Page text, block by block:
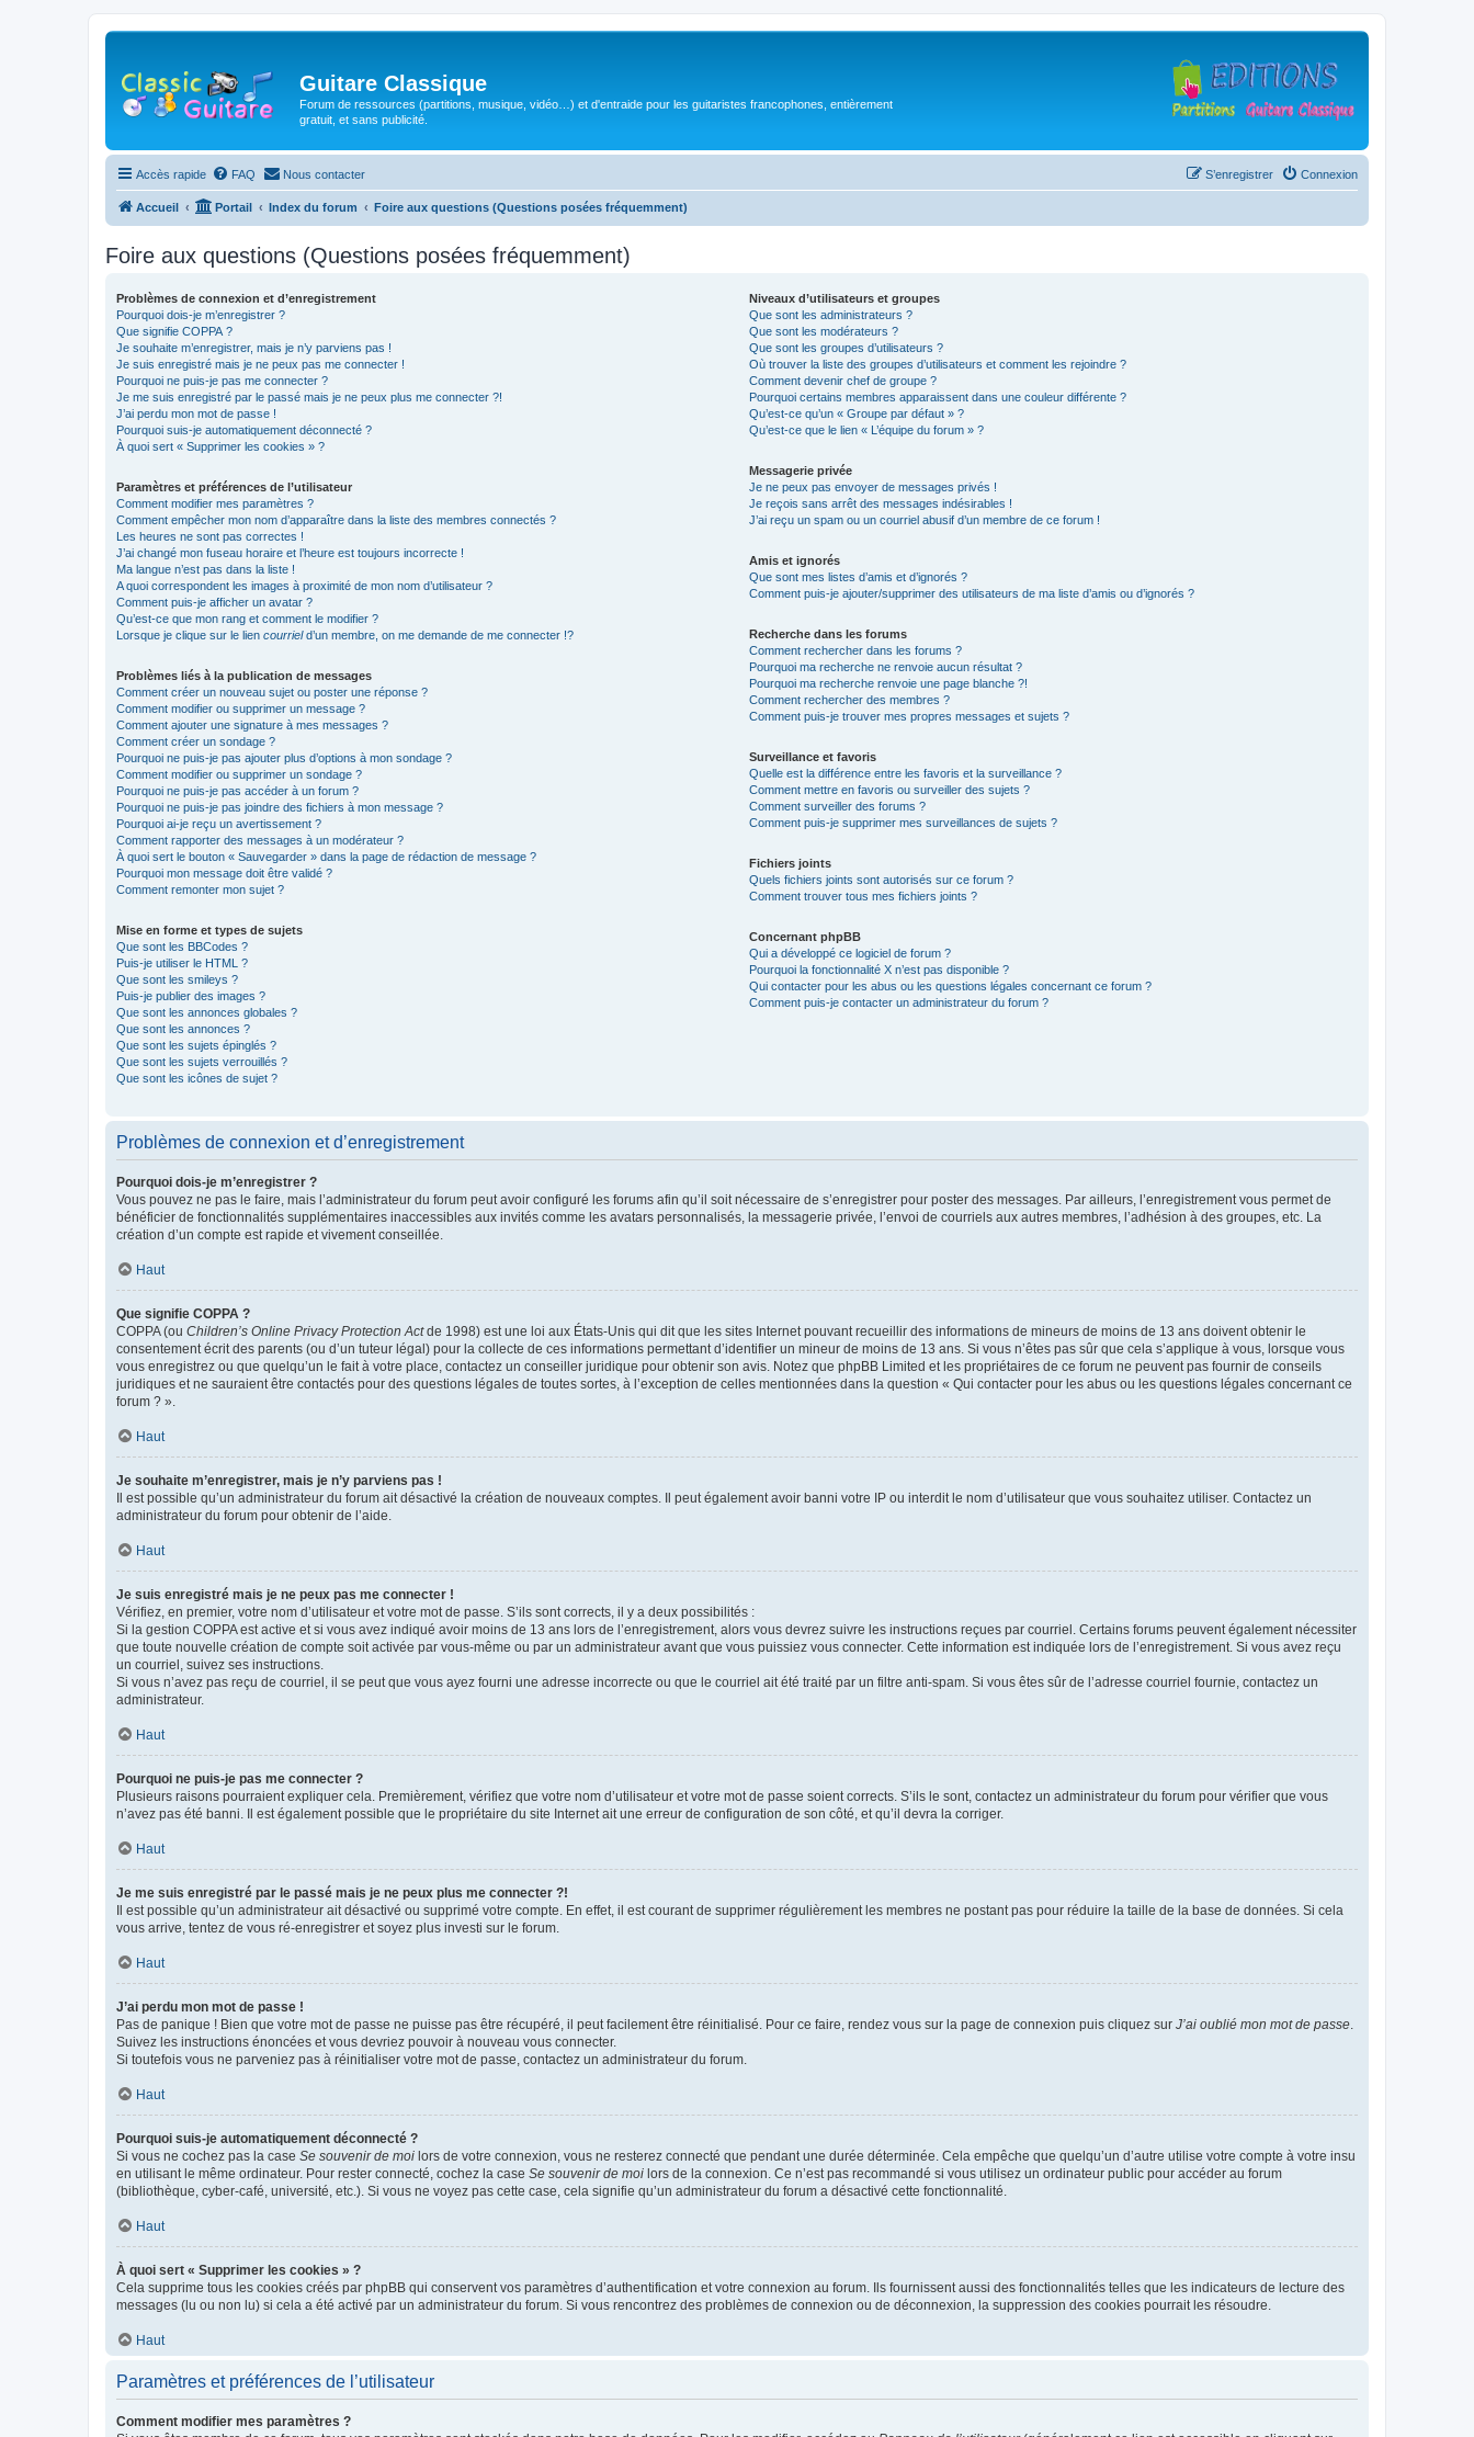
Guitare Classique
Forum de ressources (partitions, musique, vidéo…) et d'entraide pour les guitaristes francophones, entièrement
gratuit, et sans publicité.
Accès rapide FAQ Nous contacter Connexion
S’enregistrer
Accueil Portail Index du forum Foire aux questions (Questions posées fréquemment)
Foire aux questions (Questions posées fréquemment)
Problèmes de connexion et d’enregistrement
Pourquoi dois-je m’enregistrer ?
Que signifie COPPA ?
Je souhaite m’enregistrer, mais je n’y parviens pas !
Je suis enregistré mais je ne peux pas me connecter !
Pourquoi ne puis-je pas me connecter ?
Je me suis enregistré par le passé mais je ne peux plus me connecter ?!
J’ai perdu mon mot de passe !
Pourquoi suis-je automatiquement déconnecté ?
À quoi sert « Supprimer les cookies » ?
Paramètres et préférences de l’utilisateur
Comment modifier mes paramètres ?
Comment empêcher mon nom d’apparaître dans la liste des membres connectés ?
Les heures ne sont pas correctes !
J’ai changé mon fuseau horaire et l’heure est toujours incorrecte !
Ma langue n’est pas dans la liste !
A quoi correspondent les images à proximité de mon nom d’utilisateur ?
Comment puis-je afficher un avatar ?
Qu’est-ce que mon rang et comment le modifier ?
Lorsque je clique sur le lien courrield’un membre, on me demande de me connecter !?
Problèmes liés à la publication de messages
Comment créer un nouveau sujet ou poster une réponse ?
Comment modifier ou supprimer un message ?
Comment ajouter une signature à mes messages ?
Comment créer un sondage ?
Pourquoi ne puis-je pas ajouter plus d’options à mon sondage ?
Comment modifier ou supprimer un sondage ?
Pourquoi ne puis-je pas accéder à un forum ?
Pourquoi ne puis-je pas joindre des fichiers à mon message ?
Pourquoi ai-je reçu un avertissement ?
Comment rapporter des messages à un modérateur ?
À quoi sert le bouton « Sauvegarder » dans la page de rédaction de message ?
Pourquoi mon message doit être validé ?
Comment remonter mon sujet ?
Mise en forme et types de sujets
Que sont les BBCodes ?
Puis-je utiliser le HTML ?
Que sont les smileys ?
Puis-je publier des images ?
Que sont les annonces globales ?
Que sont les annonces ?
Que sont les sujets épinglés ?
Que sont les sujets verrouillés ?
Que sont les icônes de sujet ?
Niveaux d’utilisateurs et groupes
Que sont les administrateurs ?
Que sont les modérateurs ?
Que sont les groupes d’utilisateurs ?
Où trouver la liste des groupes d’utilisateurs et comment les rejoindre ?
Comment devenir chef de groupe ?
Pourquoi certains membres apparaissent dans une couleur différente ?
Qu’est-ce qu’un « Groupe par défaut » ?
Qu’est-ce que le lien « L’équipe du forum » ?
Messagerie privée
Je ne peux pas envoyer de messages privés !
Je reçois sans arrêt des messages indésirables !
J’ai reçu un spam ou un courriel abusif d’un membre de ce forum !
Amis et ignorés
Que sont mes listes d’amis et d’ignorés ?
Comment puis-je ajouter/supprimer des utilisateurs de ma liste d’amis ou d’ignorés ?
Recherche dans les forums
Comment rechercher dans les forums ?
Pourquoi ma recherche ne renvoie aucun résultat ?
Pourquoi ma recherche renvoie une page blanche ?!
Comment rechercher des membres ?
Comment puis-je trouver mes propres messages et sujets ?
Surveillance et favoris
Quelle est la différence entre les favoris et la surveillance ?
Comment mettre en favoris ou surveiller des sujets ?
Comment surveiller des forums ?
Comment puis-je supprimer mes surveillances de sujets ?
Fichiers joints
Quels fichiers joints sont autorisés sur ce forum ?
Comment trouver tous mes fichiers joints ?
Concernant phpBB
Qui a développé ce logiciel de forum ?
Pourquoi la fonctionnalité X n’est pas disponible ?
Qui contacter pour les abus ou les questions légales concernant ce forum ?
Comment puis-je contacter un administrateur du forum ?
Problèmes de connexion et d’enregistrement
Pourquoi dois-je m’enregistrer ?
Vous pouvez ne pas le faire, mais l’administrateur du forum peut avoir configuré les forums afin qu’il soit nécessaire de s’enregistrer pour poster des messages. Par ailleurs, l’enregistrement vous permet de
bénéficier de fonctionnalités supplémentaires inaccessibles aux invités comme les avatars personnalisés, la messagerie privée, l’envoi de courriels aux autres membres, l’adhésion à des groupes, etc. La
création d’un compte est rapide et vivement conseillée.
Haut
Que signifie COPPA ?
COPPA (ou Children’s Online Privacy Protection Actde 1998) est une loi aux États-Unis qui dit que les sites Internet pouvant recueillir des informations de mineurs de moins de 13 ans doivent obtenir le
consentement écrit des parents (ou d’un tuteur légal) pour la collecte de ces informations permettant d’identifier un mineur de moins de 13 ans. Si vous n’êtes pas sûr que cela s’applique à vous, lorsque vous
vous enregistrez ou que quelqu’un le fait à votre place, contactez un conseiller juridique pour obtenir son avis. Notez que phpBB Limited et les propriétaires de ce forum ne peuvent pas fournir de conseils
juridiques et ne sauraient être contactés pour des questions légales de toutes sortes, à l’exception de celles mentionnées dans la question « Qui contacter pour les abus ou les questions légales concernant ce
forum ? ».
Haut
Je souhaite m’enregistrer, mais je n’y parviens pas !
Il est possible qu’un administrateur du forum ait désactivé la création de nouveaux comptes. Il peut également avoir banni votre IP ou interdit le nom d’utilisateur que vous souhaitez utiliser. Contactez un
administrateur du forum pour obtenir de l’aide.
Haut
Je suis enregistré mais je ne peux pas me connecter !
Vérifiez, en premier, votre nom d’utilisateur et votre mot de passe. S’ils sont corrects, il y a deux possibilités :
Si la gestion COPPA est active et si vous avez indiqué avoir moins de 13 ans lors de l’enregistrement, alors vous devrez suivre les instructions reçues par courriel. Certains forums peuvent également nécessiter
que toute nouvelle création de compte soit activée par vous-même ou par un administrateur avant que vous puissiez vous connecter. Cette information est indiquée lors de l’enregistrement. Si vous avez reçu
un courriel, suivez ses instructions.
Si vous n’avez pas reçu de courriel, il se peut que vous ayez fourni une adresse incorrecte ou que le courriel ait été traité par un filtre anti-spam. Si vous êtes sûr de l’adresse courriel fournie, contactez un
administrateur.
Haut
Pourquoi ne puis-je pas me connecter ?
Plusieurs raisons pourraient expliquer cela. Premièrement, vérifiez que votre nom d’utilisateur et votre mot de passe soient corrects. S’ils le sont, contactez un administrateur du forum pour vérifier que vous
n’avez pas été banni. Il est également possible que le propriétaire du site Internet ait une erreur de configuration de son côté, et qu’il devra la corriger.
Haut
Je me suis enregistré par le passé mais je ne peux plus me connecter ?!
Il est possible qu’un administrateur ait désactivé ou supprimé votre compte. En effet, il est courant de supprimer régulièrement les membres ne postant pas pour réduire la taille de la base de données. Si cela
vous arrive, tentez de vous ré-enregistrer et soyez plus investi sur le forum.
Haut
J’ai perdu mon mot de passe !
Pas de panique ! Bien que votre mot de passe ne puisse pas être récupéré, il peut facilement être réinitialisé. Pour ce faire, rendez vous sur la page de connexion puis cliquez sur J’ai oublié mon mot de passe.
Suivez les instructions énoncées et vous devriez pouvoir à nouveau vous connecter.
Si toutefois vous ne parveniez pas à réinitialiser votre mot de passe, contactez un administrateur du forum.
Haut
Pourquoi suis-je automatiquement déconnecté ?
Si vous ne cochez pas la case Se souvenir de moi lors de votre connexion, vous ne resterez connecté que pendant une durée déterminée. Cela empêche que quelqu’un d’autre utilise votre compte à votre insu
en utilisant le même ordinateur. Pour rester connecté, cochez la case Se souvenir de moi lors de la connexion. Ce n’est pas recommandé si vous utilisez un ordinateur public pour accéder au forum
(bibliothèque, cyber-café, université, etc.). Si vous ne voyez pas cette case, cela signifie qu’un administrateur du forum a désactivé cette fonctionnalité.
Haut
À quoi sert « Supprimer les cookies » ?
Cela supprime tous les cookies créés par phpBB qui conservent vos paramètres d’authentification et votre connexion au forum. Ils fournissent aussi des fonctionnalités telles que les indicateurs de lecture des
messages (lu ou non lu) si cela a été activé par un administrateur du forum. Si vous rencontrez des problèmes de connexion ou de déconnexion, la suppression des cookies pourrait les résoudre.
Haut
Paramètres et préférences de l’utilisateur
Comment modifier mes paramètres ?